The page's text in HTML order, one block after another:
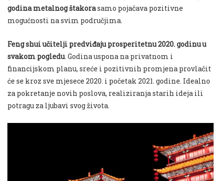
godina metalnog štakorasamo pojačava pozitivne
mogućnosti na svim područjima.
Feng shui učitelji predviđaju prosperitetnu 2020. godinu u
svakom pogledu. Godina uspona na privatnom i
financijskom planu, sreće i pozitivnih promjena provlačit
će se kroz sve mjesece 2020. i početak 2021. godine. Idealno
za pokretanje novih poslova, realiziranja starih ideja ili
potragu za ljubavi svog života.